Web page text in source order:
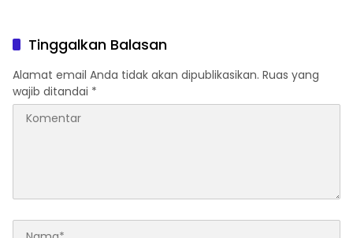
Tinggalkan Balasan
Alamat email Anda tidak akan dipublikasikan. Ruas yang
wajib ditandai *